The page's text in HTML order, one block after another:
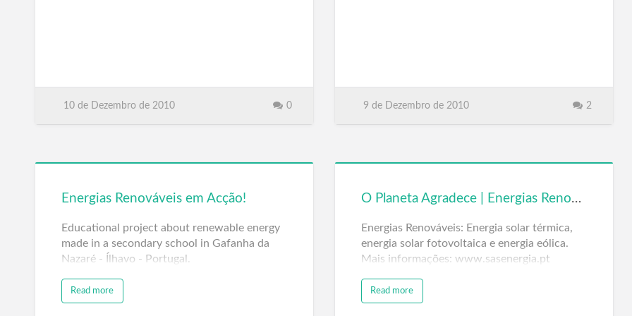
10 de Dezembro de 2010 0 9 de Dezembro de 2010 2
Energias Renováveis em Acção!
Educational project about renewable energy
made in a secondary school in Gafanha da
Nazaré - Ílhavo - Portugal.
Read more
O Planeta Agradece | Energias Renováveis | www.sasenergia.pt
Energias Renováveis: Energia solar térmica,
energia solar fotovoltaica e energia eólica.
Mais informações: www.sasenergia.pt
Read more